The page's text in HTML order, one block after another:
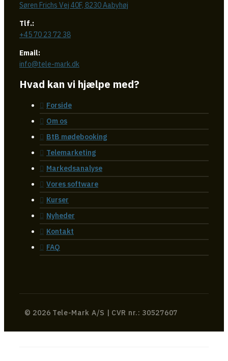
Søren Frichs Vej 40F, 8230 Aabyhøj
Tlf.:
+45 70 23 72 38
Email:
info@tele-mark.dk
Hvad kan vi hjælpe med?
Forside
Om os
BtB mødebooking
Telemarketing
Markedsanalyse
Vores software
Kurser
Nyheder
Kontakt
FAQ
© 2026 Tele-Mark A/S | CVR nr.: 30527607